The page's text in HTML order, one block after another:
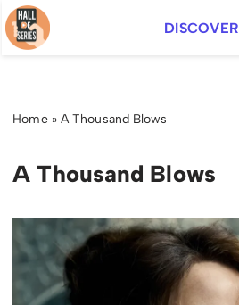
Vai
DISCOVER
Home» A Thousand Blows
A Thousand Blows